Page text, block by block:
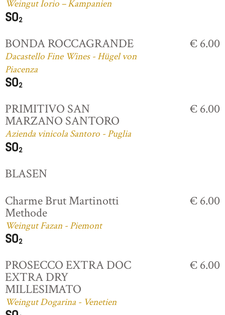
Weingut Iorio – Kampanien
BONDA ROCCAGRANDE
Dacastello Fine Wines - Hügel von
Piacenza
€ 6.00
PRIMITIVO SAN
MARZANO SANTORO
Azienda vinicola Santoro - Puglia
€ 6.00
BLASEN
Charme Brut Martinotti
Methode
Weingut Fazan - Piemont
€ 6.00
PROSECCO EXTRA DOC
EXTRA DRY
MILLESIMATO
Weingut Dogarina - Venetien
€ 6.00